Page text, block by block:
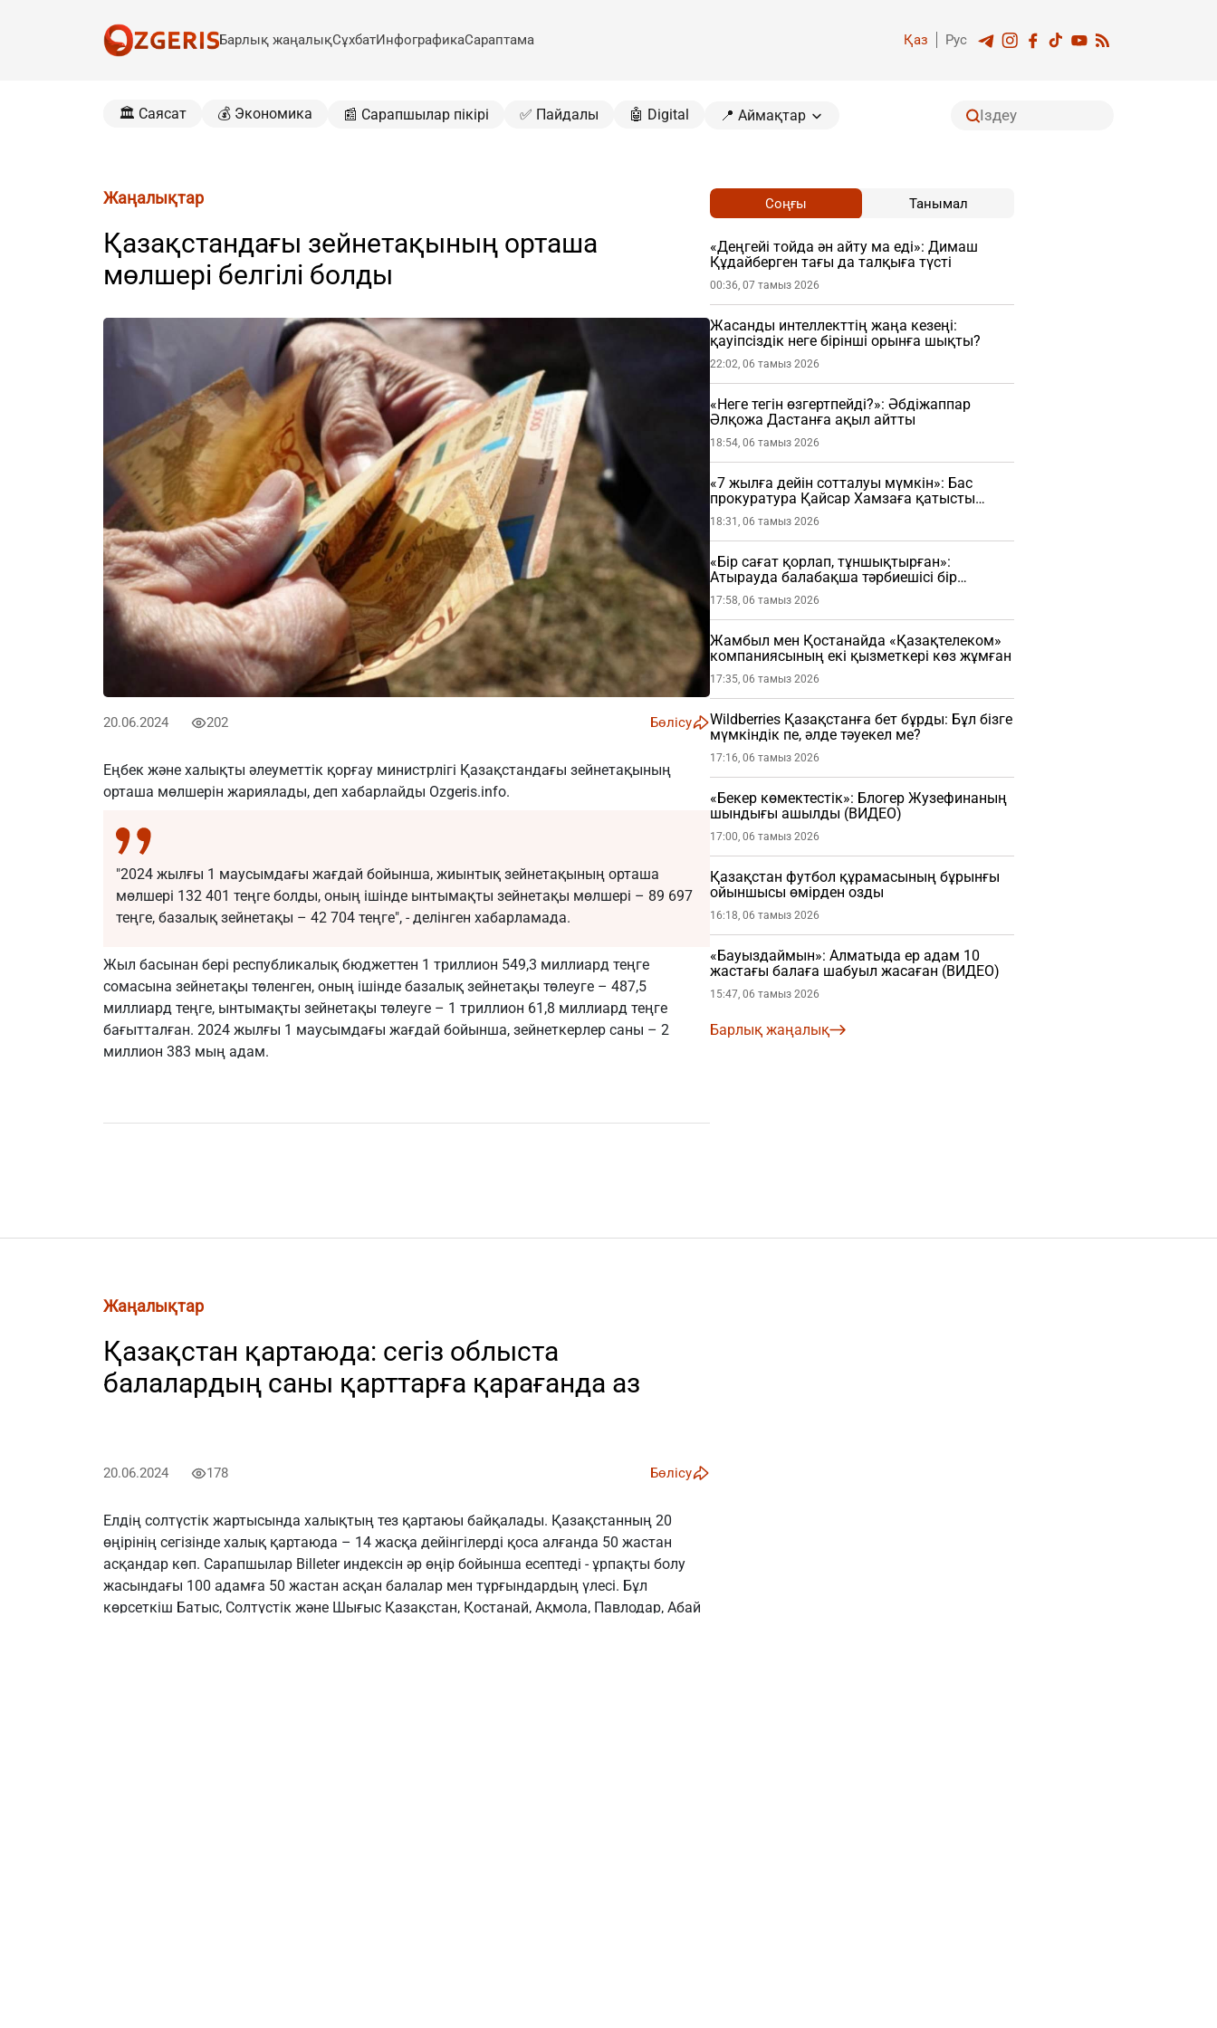
Барлық жаңалықСұхбатИнфографикаСараптама Қаз Рус
🏛️ Саясат 💰 Экономика 📰 Сарапшылар пікірі ✅ Пайдалы 🤖 Digital 📍 Аймақтар
Жаңалықтар
Қазақстандағы зейнетақының орташа
мөлшері белгілі болды
20.06.2024 202 Бөлісу
Еңбек және халықты әлеуметтік қорғау министрлігі Қазақстандағы зейнетақының
орташа мөлшерін жариялады, деп хабарлайды Ozgeris.info.
"2024 жылғы 1 маусымдағы жағдай бойынша, жиынтық зейнетақының орташа
мөлшері 132 401 теңге болды, оның ішінде ынтымақты зейнетақы мөлшері – 89 697
теңге, базалық зейнетақы – 42 704 теңге", - делінген хабарламада.
Жыл басынан бері республикалық бюджеттен 1 триллион 549,3 миллиард теңге
сомасына зейнетақы төленген, оның ішінде базалық зейнетақы төлеуге – 487,5
миллиард теңге, ынтымақты зейнетақы төлеуге – 1 триллион 61,8 миллиард теңге
бағытталған. 2024 жылғы 1 маусымдағы жағдай бойынша, зейнеткерлер саны – 2
миллион 383 мың адам.
Соңғы Танымал
«Деңгейі тойда ән айту ма еді»: Димаш
Құдайберген тағы да талқыға түсті
00:36, 07 тамыз 2026
Жасанды интеллекттің жаңа кезеңі:
қауіпсіздік неге бірінші орынға шықты?
22:02, 06 тамыз 2026
«Неге тегін өзгертпейді?»: Әбдіжаппар
Әлқожа Дастанға ақыл айтты
18:54, 06 тамыз 2026
«7 жылға дейін сотталуы мүмкін»: Бас
прокуратура Қайсар Хамзаға қатысты
мәлімдеме жасады
18:31, 06 тамыз 2026
«Бір сағат қорлап, тұншықтырған»:
Атырауда балабақша тәрбиешісі бір
жастағы баланы ұрған (ВИДЕО)
17:58, 06 тамыз 2026
Жамбыл мен Қостанайда «Қазақтелеком»
компаниясының екі қызметкері көз жұмған
17:35, 06 тамыз 2026
Wildberries Қазақстанға бет бұрды: Бұл бізге
мүмкіндік пе, әлде тәуекел ме?
17:16, 06 тамыз 2026
«Бекер көмектестік»: Блогер Жузефинаның
шындығы ашылды (ВИДЕО)
17:00, 06 тамыз 2026
Қазақстан футбол құрамасының бұрынғы
ойыншысы өмірден озды
16:18, 06 тамыз 2026
«Бауыздаймын»: Алматыда ер адам 10
жастағы балаға шабуыл жасаған (ВИДЕО)
15:47, 06 тамыз 2026
Барлық жаңалық
Жаңалықтар
Қазақстан қартаюда: сегіз облыста
балалардың саны қарттарға қарағанда аз
20.06.2024 178 Бөлісу
Елдің солтүстік жартысында халықтың тез қартаюы байқалады. Қазақстанның 20
өңірінің сегізінде халық қартаюда – 14 жасқа дейінгілерді қоса алғанда 50 жастан
асқандар көп. Сарапшылар Billeter индексін әр өңір бойынша есептеді - ұрпақты болу
жасындағы 100 адамға 50 жастан асқан балалар мен тұрғындардың үлесі. Бұл
көрсеткіш Батыс, Солтүстік және Шығыс Қазақстан, Қостанай, Ақмола, Павлодар, Абай